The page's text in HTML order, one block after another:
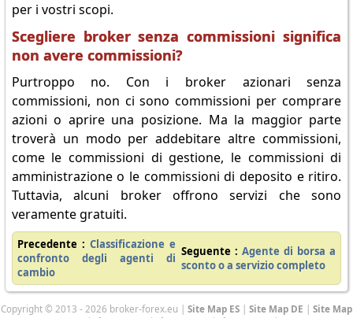
per i vostri scopi.
Scegliere broker senza commissioni significa
non avere commissioni?
Purtroppo no. Con i broker azionari senza
commissioni, non ci sono commissioni per comprare
azioni o aprire una posizione. Ma la maggior parte
troverà un modo per addebitare altre commissioni,
come le commissioni di gestione, le commissioni di
amministrazione o le commissioni di deposito e ritiro.
Tuttavia, alcuni broker offrono servizi che sono
veramente gratuiti.
Precedente : Classificazione e
confronto degli agenti di
cambio
Seguente : Agente di borsa a
sconto o a servizio completo
Copyright © 2013 - 2026 broker-forex.eu | Site Map ES | Site Map DE | Site Map